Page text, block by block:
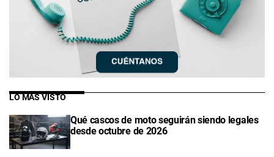
LO MÁS VISTO
Qué cascos de moto seguirán siendo legales
desde octubre de 2026